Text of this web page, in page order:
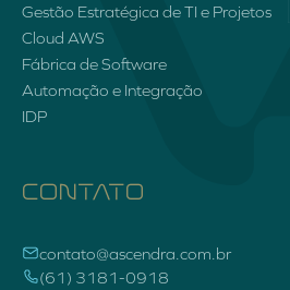
Gestão Estratégica de TI e Projetos
Cloud AWS
Fábrica de Software
Automação e Integração
IDP
CONTATO
contato@ascendra.com.br
(61) 3181-0918